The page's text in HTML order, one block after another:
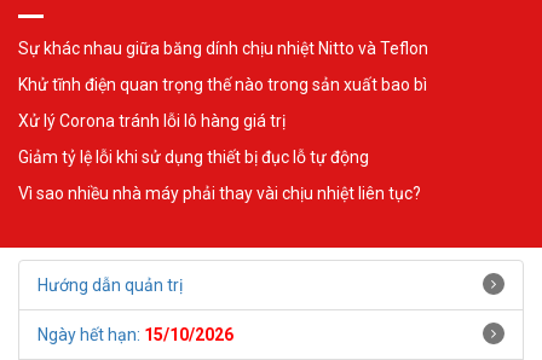
Sự khác nhau giữa băng dính chịu nhiệt Nitto và Teflon
Khử tĩnh điện quan trọng thế nào trong sản xuất bao bì
Xử lý Corona tránh lỗi lô hàng giá trị
Giảm tỷ lệ lỗi khi sử dụng thiết bị đục lỗ tự động
Vì sao nhiều nhà máy phải thay vài chịu nhiệt liên tục?
Hướng dẫn quản trị
Ngày hết hạn: 15/10/2026